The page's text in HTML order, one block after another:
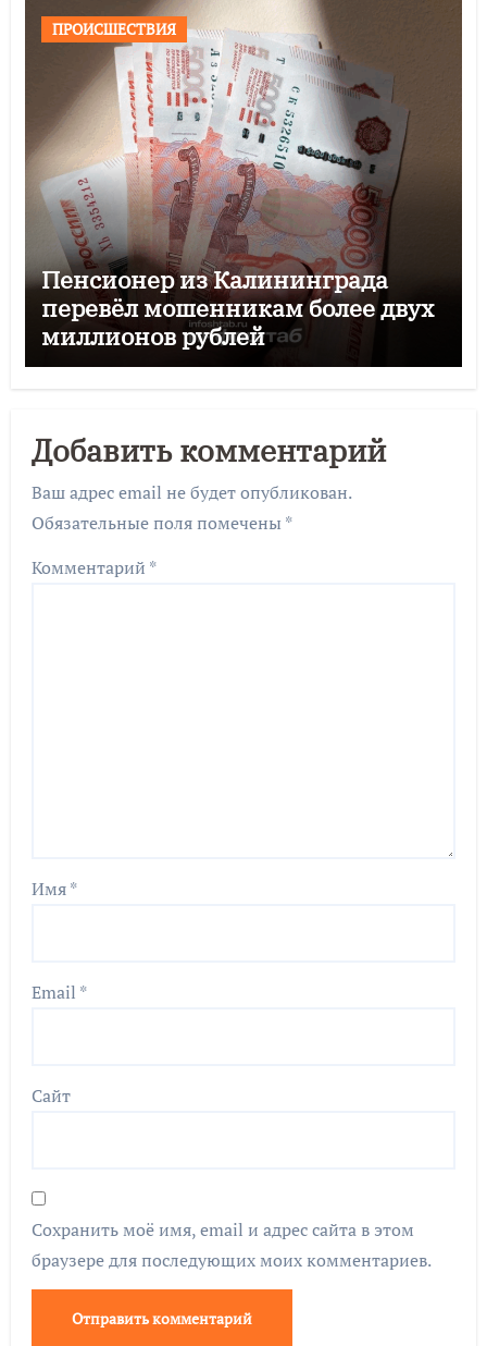
ПРОИСШЕСТВИЯ
Пенсионер из Калининграда
перевёл мошенникам более двух
миллионов рублей
Добавить комментарий
Ваш адрес email не будет опубликован.
Обязательные поля помечены *
Комментарий *
Имя*
Email *
Сайт
Сохранить моё имя, email и адрес сайта в этом
браузере для последующих моих комментариев.